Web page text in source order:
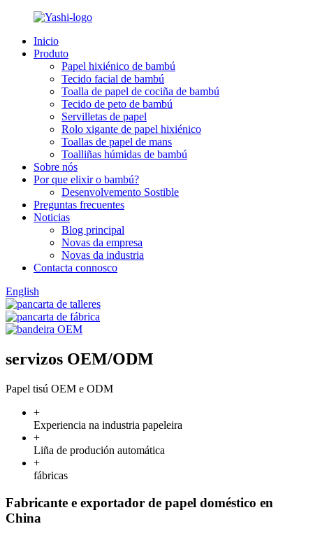
Inicio
Produto
Papel hixiénico de bambú
Tecido facial de bambú
Toalla de papel de cociña de bambú
Tecido de peto de bambú
Servilletas de papel
Rolo xigante de papel hixiénico
Toallas de papel de mans
Toalliñas húmidas de bambú
Sobre nós
Por que elixir o bambú?
Desenvolvemento Sostible
Preguntas frecuentes
Noticias
Blog principal
Novas da empresa
Novas da industria
Contacta connosco
English
servizos OEM/ODM
Papel tisú OEM e ODM
+
Experiencia na industria papeleira
+
Liña de produción automática
+
fábricas
Fabricante e exportador de papel doméstico en
China